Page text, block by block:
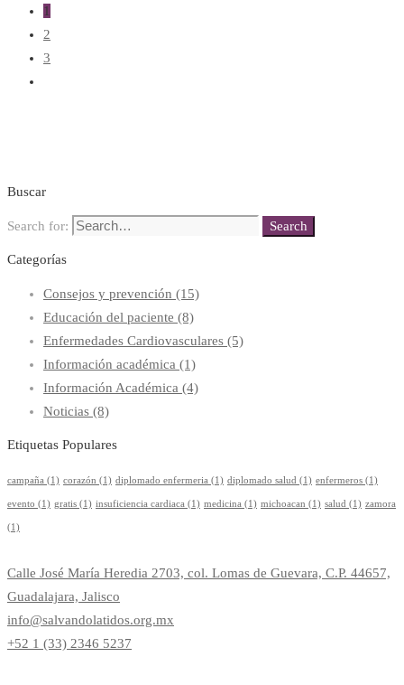
1
2
3
Buscar
Search for: Search
Categorías
Consejos y prevención (15)
Educación del paciente (8)
Enfermedades Cardiovasculares (5)
Información académica (1)
Información Académica (4)
Noticias (8)
Etiquetas Populares
campaña (1) corazón (1) diplomado enfermeria (1) diplomado salud (1) enfermeros (1)
evento (1) gratis (1) insuficiencia cardiaca (1) medicina (1) michoacan (1) salud (1) zamora
(1)
Calle José María Heredia 2703, col. Lomas de Guevara, C.P. 44657,
Guadalajara, Jalisco
info@salvandolatidos.org.mx
+52 1 (33) 2346 5237